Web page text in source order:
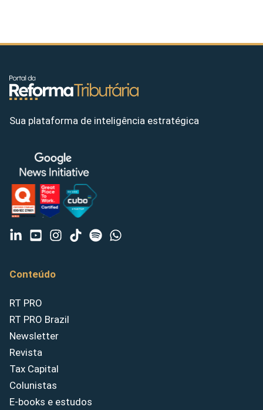
Sua plataforma de inteligência estratégica
Conteúdo
RT PRO
RT PRO Brazil
Newsletter
Revista
Tax Capital
Colunistas
E-books e estudos